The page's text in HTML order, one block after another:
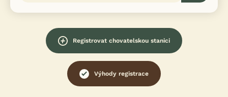
Registrovat chovatelskou stanici
Výhody registrace